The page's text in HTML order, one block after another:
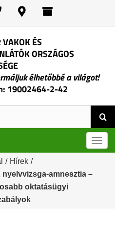
VAKOK ÉS
ORSZÁGOS
élhetőbbé a világot!
19002464-2-42
/ Hírek /
nyelvvizsga-amnesztia –
oktatásügyi